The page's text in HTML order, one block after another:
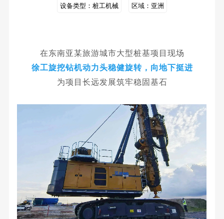
设备类型： 桩工机械 区域： 亚洲
在东南亚某旅游城市大型桩基项目现场
徐工旋挖钻机动力头稳健旋转，向地下挺进
为项目长远发展筑牢稳固基石